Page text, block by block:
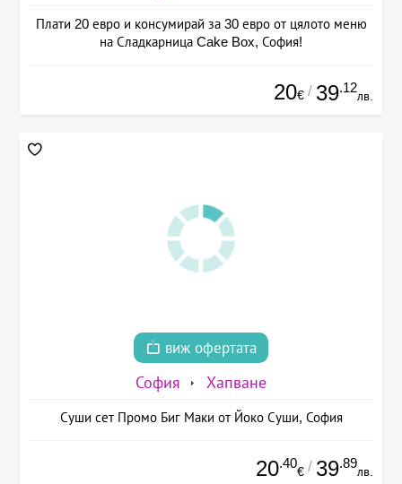
Плати 20 евро и консумирай за 30 евро от цялото меню
на Сладкарница Cake Box, София!
20€ / 39.12
лв.
виж офертата
София Хапване
Суши сет Промо Биг Маки от Йоко Суши, София
20.40
€ / 39.89
лв.